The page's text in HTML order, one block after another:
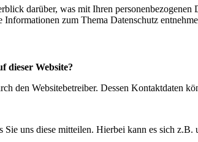
darüber, was mit Ihren
zum Thema Datenschutz
dieser Website?
den Websitebetreiber. Dessen Kontaktdaten
Sie uns diese mitteilen. Hierbei kann es sich